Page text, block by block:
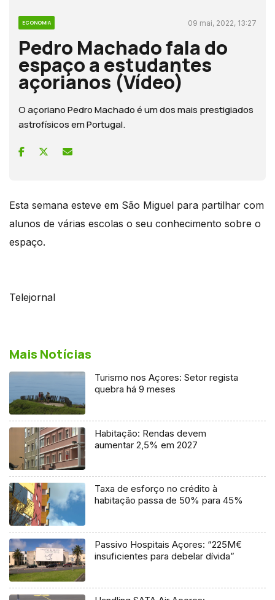
ECONOMIA 09 mai, 2022, 13:27
Pedro Machado fala do
espaço a estudantes
açorianos (Vídeo)
O açoriano Pedro Machado é um dos mais prestigiados
astrofísicos em Portugal.
Esta semana esteve em São Miguel para partilhar com
alunos de várias escolas o seu conhecimento sobre o
espaço.
Telejornal
Mais Notícias
Turismo nos Açores: Setor regista
quebra há 9 meses
Habitação: Rendas devem
aumentar 2,5% em 2027
Taxa de esforço no crédito à
habitação passa de 50% para 45%
Passivo Hospitais Açores: “225M€
insuficientes para debelar dívida”